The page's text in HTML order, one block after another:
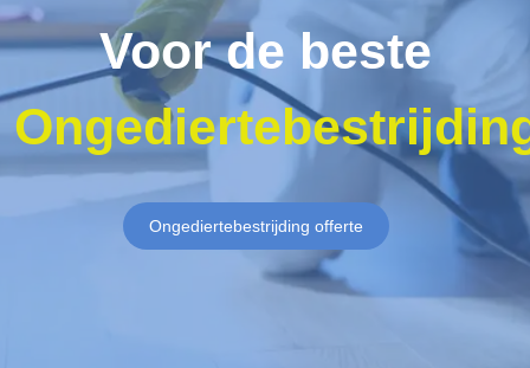
Voor de beste
Ongediertebestrijding offerte